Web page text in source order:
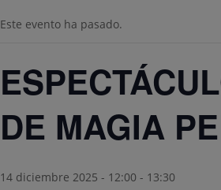
Este evento ha pasado.
DE MAGIA
14 diciembre 2025 - 12:00 - 13:30